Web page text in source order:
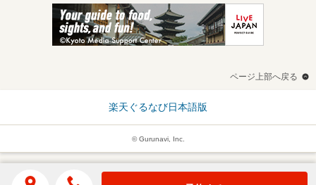
ページ上部へ戻る
楽天ぐるなび日本語版
© Gurunavi, Inc.